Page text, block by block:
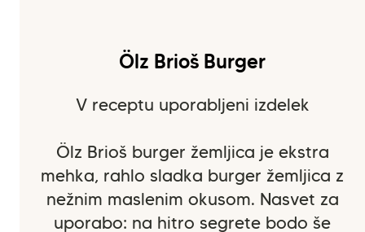
Ölz Brioš Burger
V receptu uporabljeni izdelek
Ölz Brioš burger žemljica je ekstra
mehka, rahlo sladka burger žemljica z
nežnim maslenim okusom. Nasvet za
uporabo: na hitro segrete bodo še